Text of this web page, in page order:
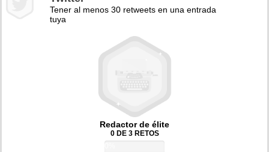
Tener al menos 30 retweets en una entrada
tuya
Redactor de élite
0 DE 3 RETOS